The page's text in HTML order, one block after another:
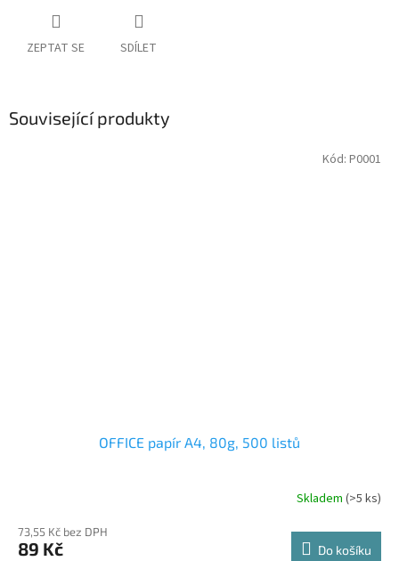
ZEPTAT SE SDÍLET
Související produkty
OFFICE papír A4, 80g, 500 listů
Skladem (>5 ks)
73,55 Kč bez DPH
89 Kč Do košíku
Kód: P0001